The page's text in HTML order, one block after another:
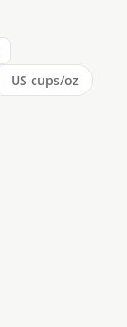
US cups/oz